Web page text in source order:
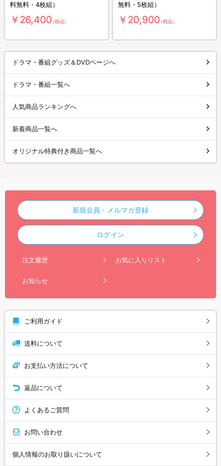
料無料・4枚組）
￥26,400（税込）
無料・5枚組）
￥20,900（税込）
ドラマ・番組グッズ＆DVDページへ
ドラマ・番組一覧へ
人気商品ランキングへ
新着商品一覧へ
オリジナル特典付き商品一覧へ
新規会員・メルマガ登録
ログイン
注文履歴 お気に入りリスト
お知らせ
ご利用ガイド
送料について
お支払い方法について
返品について
よくあるご質問
お問い合わせ
個人情報のお取り扱いについて